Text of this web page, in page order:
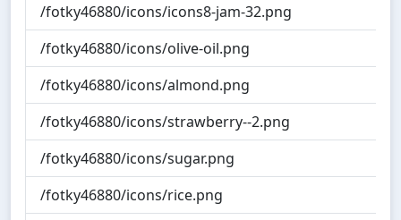
/fotky46880/icons/icons8-jam-32.png
/fotky46880/icons/olive-oil.png
/fotky46880/icons/almond.png
/fotky46880/icons/strawberry--2.png
/fotky46880/icons/sugar.png
/fotky46880/icons/rice.png